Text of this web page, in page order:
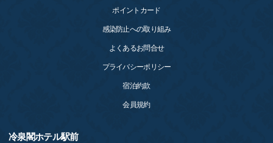
ポイントカード
感染防止への取り組み
よくあるお問合せ
プライバシーポリシー
宿泊約款
会員規約
冷泉閣ホテル駅前